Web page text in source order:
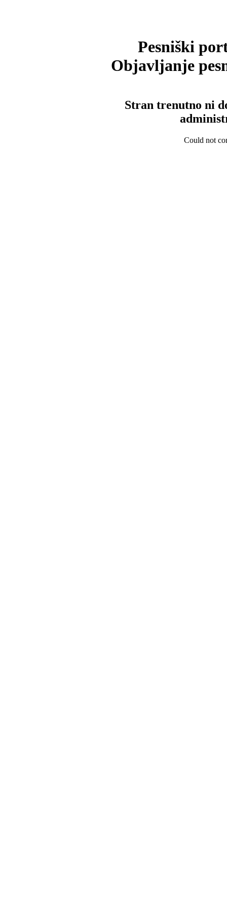
Pesniški
Objavljanje
Stran trenutno ni
Could not